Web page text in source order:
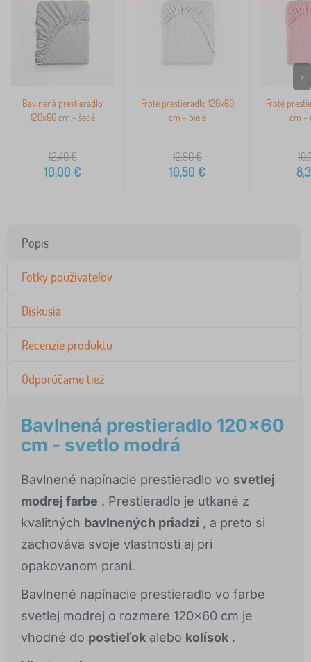
Bavlnená prestieradlo
120x60 cm - šedé
12,40€
10,00 €
Froté prestieradlo 120x60
cm - biele
12,90€
10,50 €
Froté
cm -
>
Popis
Fotky používateľov
Diskusia
Recenzie produktu
Odporúčame tiež
Bavlnená prestieradlo 120x60
cm - svetlo modrá
Bavlnené napínacie prestieradlo vo svetlej
modrej farbe . Prestieradlo je utkané z
kvalitných bavlnených priadzí , a preto si
zachováva svoje vlastnosti aj pri
opakovanom praní.
Bavlnené napínacie prestieradlo vo farbe
svetlej modrej o rozmere 120x60 cm je
vhodné do postieľok alebo kolísok .